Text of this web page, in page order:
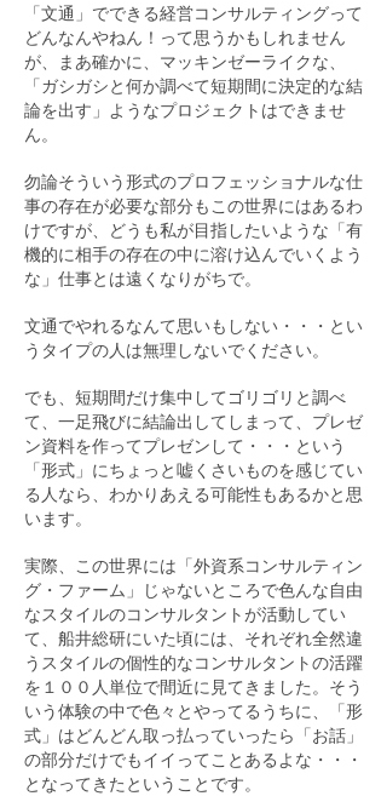
「文通」でできる経営コンサルティングって
どんなんやねん！って思うかもしれません
が、まあ確かに、マッキンゼーライクな、
「ガシガシと何か調べて短期間に決定的な結
論を出す」ようなプロジェクトはできませ
ん。
勿論そういう形式のプロフェッショナルな仕
事の存在が必要な部分もこの世界にはあるわ
けですが、どうも私が目指したいような「有
機的に相手の存在の中に溶け込んでいくよう
な」仕事とは遠くなりがちで。
文通でやれるなんて思いもしない・・・とい
うタイプの人は無理しないでください。
でも、短期間だけ集中してゴリゴリと調べ
て、一足飛びに結論出してしまって、プレゼ
ン資料を作ってプレゼンして・・・という
「形式」にちょっと嘘くさいものを感じてい
る人なら、わかりあえる可能性もあるかと思
います。
実際、この世界には「外資系コンサルティン
グ・ファーム」じゃないところで色んな自由
なスタイルのコンサルタントが活動してい
て、船井総研にいた頃には、それぞれ全然違
うスタイルの個性的なコンサルタントの活躍
を１００人単位で間近に見てきました。そう
いう体験の中で色々とやってるうちに、「形
式」はどんどん取っ払っていったら「お話」
の部分だけでもイイってことあるよな・・・
となってきたということです。